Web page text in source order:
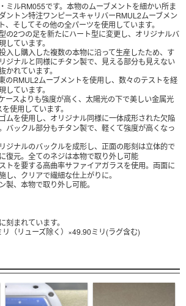
ントン特注ワンピースキャリバーRMUL2ムーブメン
、そしてその他の全パーツを使用しています。
しています。
ジナルと同様にチタン製で、見える部分も見えない
かれています。
のRMUL2ムーブメントを使用し、数々のテストを経
しています。
ースよりも強度が高く、太陽光の下で美しい金属光
使用しています。
ムを使用し、オリジナル同様に一体成形された欠陥
バックル部分もチタン製で、軽くて強度が高くなっ
ジナルのバックルを成形し、正面の彫刻は立体的で
復元。全てのネジは本物で取り外し可能
トを要する高曲率サファイアガラスを使用。両面に
し、クリアで繊細な仕上がりに。
製、本物で取り外し可能。
刻まれています。
（リューズ除く）×49.90ミリ(ラグ含む)